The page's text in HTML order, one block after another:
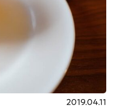
2019.04.11